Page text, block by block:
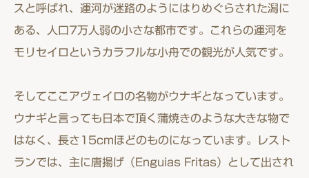
スと呼ばれ、運河が迷路のようにはりめぐらされた潟に
ある、人口7万人弱の小さな都市です。これらの運河を
モリセイロというカラフルな小舟での観光が人気です。
そしてここアヴェイロの名物がウナギとなっています。
ウナギと言っても日本で頂く蒲焼きのような大きな物で
はなく、長さ15cmほどのものになっています。レスト
ランでは、主に唐揚げ（Enguias Fritas）として出され